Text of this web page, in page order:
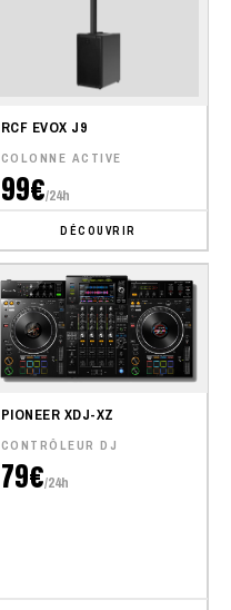
RCF EVOX J9
COLONNE ACTIVE
99€/24h
DÉCOUVRIR
PIONEER XDJ-XZ
CONTRÔLEUR DJ
79€/24h